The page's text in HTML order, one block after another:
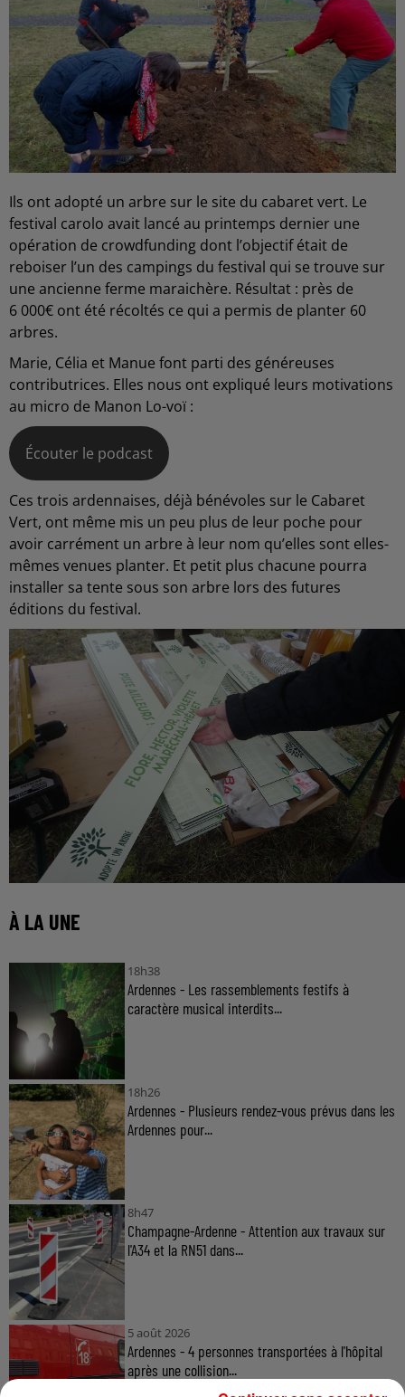
Ils ont adopté un arbre sur le site du cabaret vert. Le
festival carolo avait lancé au printemps dernier une
opération de crowdfunding dont l’objectif était de
reboiser l’un des campings du festival qui se trouve sur
une ancienne ferme maraichère. Résultat : près de
6 000€ ont été récoltés ce qui a permis de planter 60
arbres.
Marie, Célia et Manue font parti des généreuses
contributrices. Elles nous ont expliqué leurs motivations
au micro de Manon Lo-voï :
Écouter le podcast
Ces trois ardennaises, déjà bénévoles sur le Cabaret
Vert, ont même mis un peu plus de leur poche pour
avoir carrément un arbre à leur nom qu’elles sont elles-
mêmes venues planter. Et petit plus chacune pourra
installer sa tente sous son arbre lors des futures
éditions du festival.
À LA UNE
18h38
Ardennes - Les rassemblements festifs à
caractère musical interdits...
18h26
Ardennes - Plusieurs rendez-vous prévus dans les
Ardennes pour...
8h47
Champagne-Ardenne - Attention aux travaux sur
l'A34 et la RN51 dans...
5 août 2026
Ardennes - 4 personnes transportées à l'hôpital
après une collision...